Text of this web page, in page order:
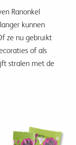
Ranonkel
kunnen
ze nu gebruikt
of als
stralen met de